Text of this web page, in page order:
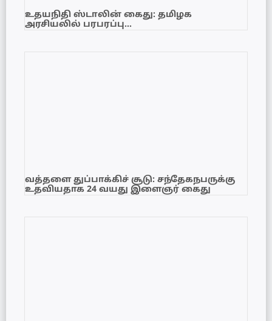
உதயநிதி ஸ்டாலின் கைது: தமிழக
அரசியலில் பரபரப்பு…
வத்தளை துப்பாக்கிச் சூடு: சந்தேகநபருக்கு
உதவியதாக 24 வயது இளைஞர் கைது